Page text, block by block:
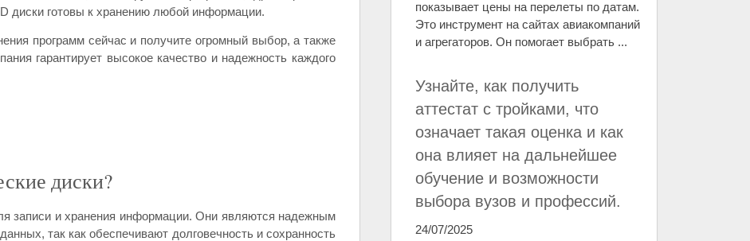
диски готовы к хранению любой информации.
программ сейчас и получите огромный выбор, а также
гарантирует высокое качество и надежность каждого
диски?
записи и хранения информации. Они являются надежным
так как обеспечивают долговечность и сохранность
показывает цены на перелеты по датам.
Это инструмент на сайтах авиакомпаний
и агрегаторов. Он помогает выбрать ...
Узнайте, как получить
аттестат с тройками, что
означает такая оценка и как
она влияет на дальнейшее
обучение и возможности
выбора вузов и профессий.
24/07/2025